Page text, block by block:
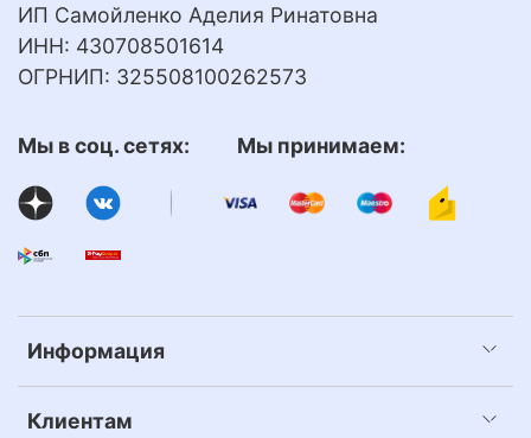
Информация
Клиентам
ИП Самойленко Аделия Ринатовна
ИНН: 430708501614
ОГРНИП: 325508100262573
Мы в соц. сетях: Мы принимаем: